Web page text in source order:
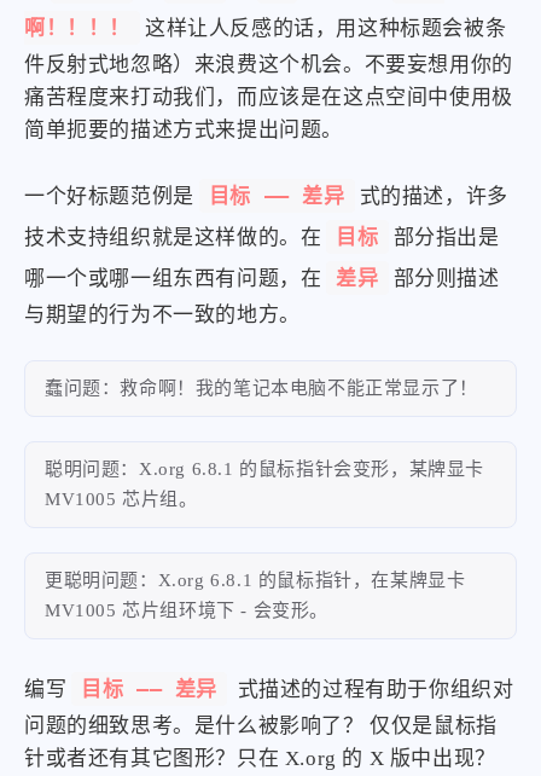
啊！！！！
这样让人反感的话，用这种标题会被条
件反射式地忽略）来浪费这个机会。不要妄想用你的
痛苦程度来打动我们，而应该是在这点空间中使用极
简单扼要的描述方式来提出问题。
一个好标题范例是 目标 —— 差异
式的描述，许多
技术支持组织就是这样做的。在
目标
部分指出是
哪一个或哪一组东西有问题，在
差异
部分则描述
与期望的行为不一致的地方。
蠢问题：救命啊！我的笔记本电脑不能正常显示了！
聪明问题：X.org 6.8.1 的鼠标指针会变形，某牌显卡
MV1005 芯片组。
更聪明问题：X.org 6.8.1 的鼠标指针，在某牌显卡
MV1005 芯片组环境下 - 会变形。
编写 目标 —— 差异
式描述的过程有助于你组织对
问题的细致思考。是什么被影响了？ 仅仅是鼠标指
针或者还有其它图形？只在 X.org 的 X 版中出现？